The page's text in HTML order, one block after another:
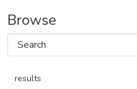
Browse
results